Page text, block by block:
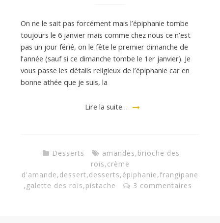
On ne le sait pas forcément mais l’épiphanie tombe
toujours le 6 janvier mais comme chez nous ce n’est
pas un jour férié, on le fête le premier dimanche de
l’année (sauf si ce dimanche tombe le 1er janvier). Je
vous passe les détails religieux de l’épiphanie car en
bonne athée que je suis, la
Lire la suite…
Desserts amandes,brioche des
rois,crème
d'amande,dessert,desserts,épiphanie,frangipane
, galette des rois,pistache 3 commentaires